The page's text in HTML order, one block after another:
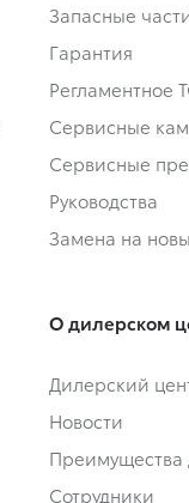
Запасные
Гарантия
Регламентное
Сервисные
Сервисные
Руководства
Замена на
О дилерском
Дилерский
Новости
Преимущества
Сотрудники